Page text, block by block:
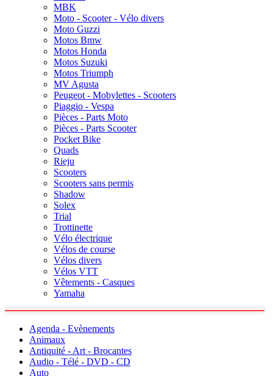
MBK
Moto - Scooter - Vélo divers
Moto Guzzi
Motos Bmw
Motos Honda
Motos Suzuki
Motos Triumph
MV Agusta
Peugeot - Mobylettes - Scooters
Piaggio - Vespa
Pièces - Parts Moto
Pièces - Parts Scooter
Pocket Bike
Quads
Rieju
Scooters
Scooters sans permis
Shadow
Solex
Trial
Trottinette
Vélo électrique
Vélos de course
Vélos divers
Vélos VTT
Vêtements - Casques
Yamaha
Agenda - Evènements
Animaux
Antiquité - Art - Brocantes
Audio - Télé - DVD - CD
Auto